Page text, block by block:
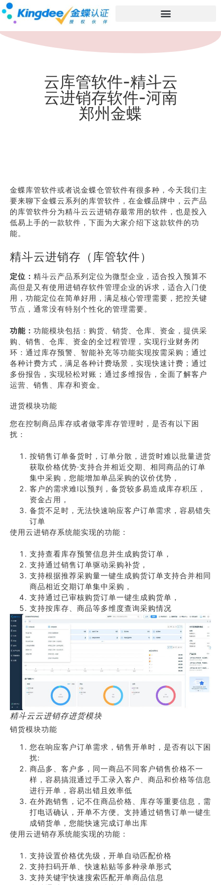
云库管软件-精斗云
云进销存软件-河南
郑州金蝶
金蝶库管软件或者说金蝶仓管软件有很多种，今天我们主
要来聊下金蝶云系列的库管软件，在金蝶品牌中，云产品
的库管软件分为精斗云云进销存最常用的软件，也是投入
低易上手的一款软件，下面为大家介绍下这款软件的功
能。
精斗云进销存（库管软件）
定位： 精斗云产品系列定位为微型企业，适合投入预算不
高但是又有使用进销存软件管理企业的诉求，适合入门使
用，功能定位在简单好用，满足核心管理需要，把控关键
节点，通常没有特别个性化的管理需要。
功能： 功能模块包括：购货、销货、仓库、资金，提供采
购、销售、仓库、资金的全过程管理，实现行业财务闭
环：通过库存预警、智能补充等功能实现按需采购；通过
各种计费方式，满足各种计费场景，实现快速计费；通过
多份报告，实现轻松对账；通过多维报告，全面了解客户
运营、销售、库存和资金。
进货模块功能
您在控制商品库存或者做零库存管理时，是否有以下困
扰：
按销售订单备货时，订单分散，进货时难以批量进货
获取价格优势·支持合并相近交期、相同商品的订单
集中采购，您能增加单品采购的议价优势，
客户的需求难l以预判，备货较多易造成库存积压，
资金占用，
备货不足时，无法快速响应客户订单需求，容易错失
订单
使用云进销存系统能实现的功能：
支持查看库存预警信息并生成购货订单，
支持通过销售订单驱动采购补货，
支持根据推荐采购量一键生成购货订单支持合并相同
商品相近交期订单集中采购，
支持通过已审核购货订单一键生成购货单，
支持按库存、商品等多维度查询采购情况
精斗云云进销存进货模块
销货模块功能
您在响应客户订单需求，销售开单时，是否有以下困
扰:
商品多、客户多，同一商品不同客户销售价格不一
样，容易搞混通过手工录入客户、商品和价格等信息
进行开单，容易出错且效率低
在外跑销售，记不住商品价格、库存等重要信息，需
打电话确认，开单不方便。支持通过销售订单一键生
成销货单，您能快速完成订单出库
使用云进销存系统能实现的功能：
支持设置价格优先级，开单自动匹配价格
支持扫码开单、快速粘贴等多种录单形式
支持关键宇快速搜索匹配开单商品信息